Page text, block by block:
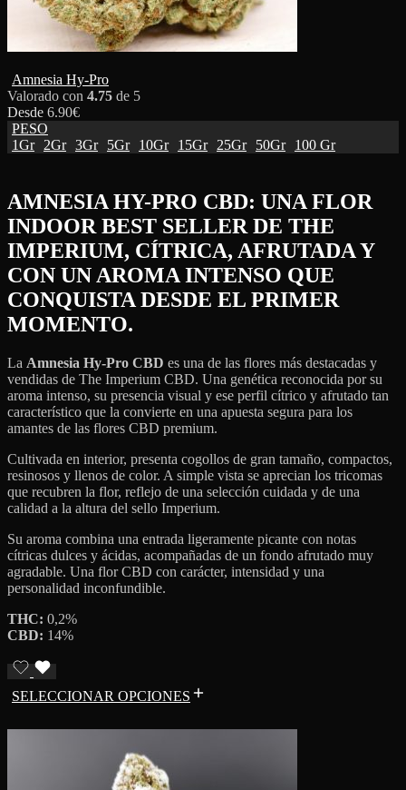
Amnesia Hy-Pro
Valorado con 4.75 de 5
Desde 6.90€
PESO
1Gr
2Gr 3Gr 5Gr 10Gr 15Gr 25Gr 50Gr 100 Gr
AMNESIA HY-PRO CBD: UNA FLOR
INDOOR BEST SELLER DE THE
IMPERIUM, CÍTRICA, AFRUTADA Y
CON UN AROMA INTENSO QUE
CONQUISTA DESDE EL PRIMER
MOMENTO.
La Amnesia Hy-Pro CBD es una de las flores más destacadas y
vendidas de The Imperium CBD. Una genética reconocida por su
aroma intenso, su presencia visual y ese perfil cítrico y afrutado tan
característico que la convierte en una apuesta segura para los
amantes de las flores CBD premium.
Cultivada en interior, presenta cogollos de gran tamaño, compactos,
resinosos y llenos de color. A simple vista se aprecian los tricomas
que recubren la flor, reflejo de una selección cuidada y de una
calidad a la altura del sello Imperium.
Su aroma combina una entrada ligeramente picante con notas
cítricas dulces y ácidas, acompañadas de un fondo afrutado muy
agradable. Una flor CBD con carácter, intensidad y una
personalidad inconfundible.
THC: 0,2%
CBD: 14%
SELECCIONAR OPCIONES